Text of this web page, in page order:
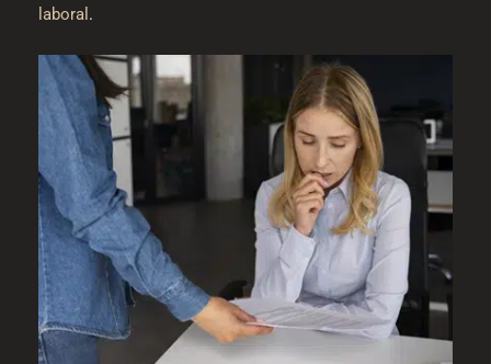
laboral .